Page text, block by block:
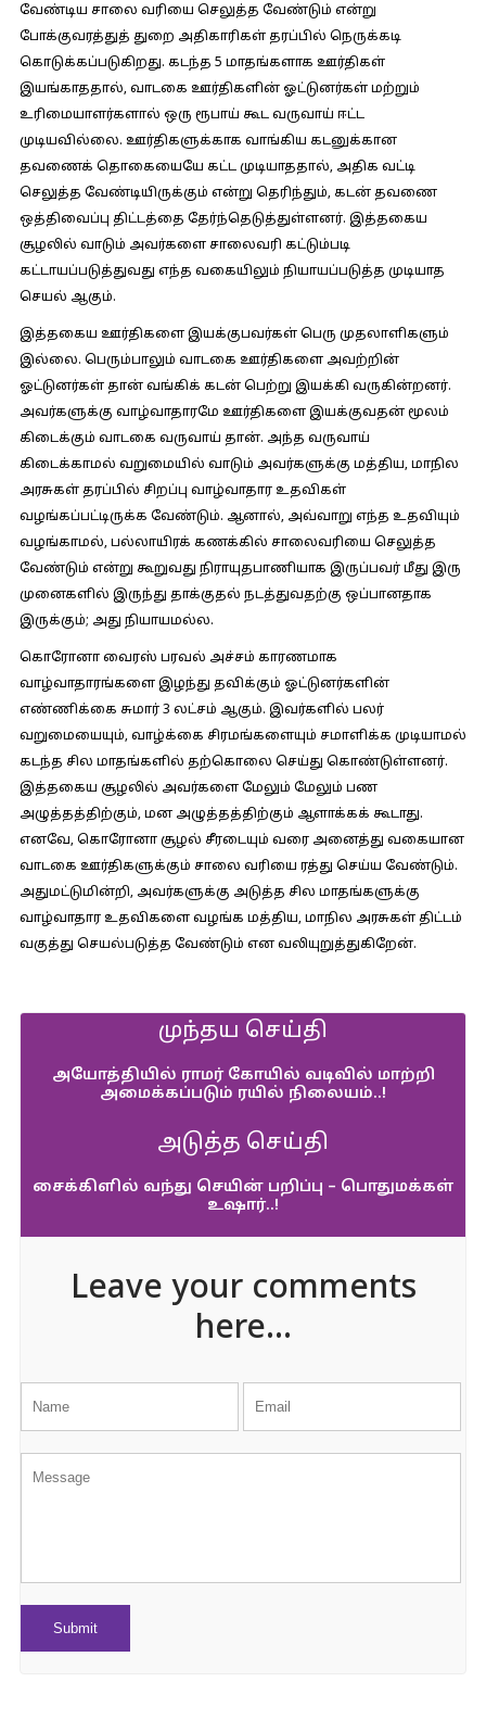
வேண்டிய சாலை வரியை செலுத்த வேண்டும் என்று
போக்குவரத்துத் துறை அதிகாரிகள் தரப்பில் நெருக்கடி
கொடுக்கப்படுகிறது. கடந்த 5 மாதங்களாக ஊர்திகள்
இயங்காததால், வாடகை ஊர்திகளின் ஓட்டுனர்கள் மற்றும்
உரிமையாளர்களால் ஒரு ரூபாய் கூட வருவாய் ஈட்ட
முடியவில்லை. ஊர்திகளுக்காக வாங்கிய கடனுக்கான
தவணைக் தொகையையே கட்ட முடியாததால், அதிக வட்டி
செலுத்த வேண்டியிருக்கும் என்று தெரிந்தும், கடன் தவணை
ஒத்திவைப்பு திட்டத்தை தேர்ந்தெடுத்துள்ளனர். இத்தகைய
சூழலில் வாடும் அவர்களை சாலைவரி கட்டும்படி
கட்டாயப்படுத்துவது எந்த வகையிலும் நியாயப்படுத்த முடியாத
செயல் ஆகும்.
இத்தகைய ஊர்திகளை இயக்குபவர்கள் பெரு முதலாளிகளும்
இல்லை. பெரும்பாலும் வாடகை ஊர்திகளை அவற்றின்
ஓட்டுனர்கள் தான் வங்கிக் கடன் பெற்று இயக்கி வருகின்றனர்.
அவர்களுக்கு வாழ்வாதாரமே ஊர்திகளை இயக்குவதன் மூலம்
கிடைக்கும் வாடகை வருவாய் தான். அந்த வருவாய்
கிடைக்காமல் வறுமையில் வாடும் அவர்களுக்கு மத்திய, மாநில
அரசுகள் தரப்பில் சிறப்பு வாழ்வாதார உதவிகள்
வழங்கப்பட்டிருக்க வேண்டும். ஆனால், அவ்வாறு எந்த உதவியும்
வழங்காமல், பல்லாயிரக் கணக்கில் சாலைவரியை செலுத்த
வேண்டும் என்று கூறுவது நிராயுதபாணியாக இருப்பவர் மீது இரு
முனைகளில் இருந்து தாக்குதல் நடத்துவதற்கு ஒப்பானதாக
இருக்கும்; அது நியாயமல்ல.
கொரோனா வைரஸ் பரவல் அச்சம் காரணமாக
வாழ்வாதாரங்களை இழந்து தவிக்கும் ஓட்டுனர்களின்
எண்ணிக்கை சுமார் 3 லட்சம் ஆகும். இவர்களில் பலர்
வறுமையையும், வாழ்க்கை சிரமங்களையும் சமாளிக்க முடியாமல்
கடந்த சில மாதங்களில் தற்கொலை செய்து கொண்டுள்ளனர்.
இத்தகைய சூழலில் அவர்களை மேலும் மேலும் பண
அழுத்தத்திற்கும், மன அழுத்தத்திற்கும் ஆளாக்கக் கூடாது.
எனவே, கொரோனா சூழல் சீரடையும் வரை அனைத்து வகையான
வாடகை ஊர்திகளுக்கும் சாலை வரியை ரத்து செய்ய வேண்டும்.
அதுமட்டுமின்றி, அவர்களுக்கு அடுத்த சில மாதங்களுக்கு
வாழ்வாதார உதவிகளை வழங்க மத்திய, மாநில அரசுகள் திட்டம்
வகுத்து செயல்படுத்த வேண்டும் என வலியுறுத்துகிறேன்.
முந்தய செய்தி
அயோத்தியில் ராமர் கோயில் வடிவில் மாற்றி
அமைக்கப்படும் ரயில் நிலையம்..!
அடுத்த செய்தி
சைக்கிளில் வந்து செயின் பறிப்பு – பொதுமக்கள்
உஷார்..!
Leave your comments
here...